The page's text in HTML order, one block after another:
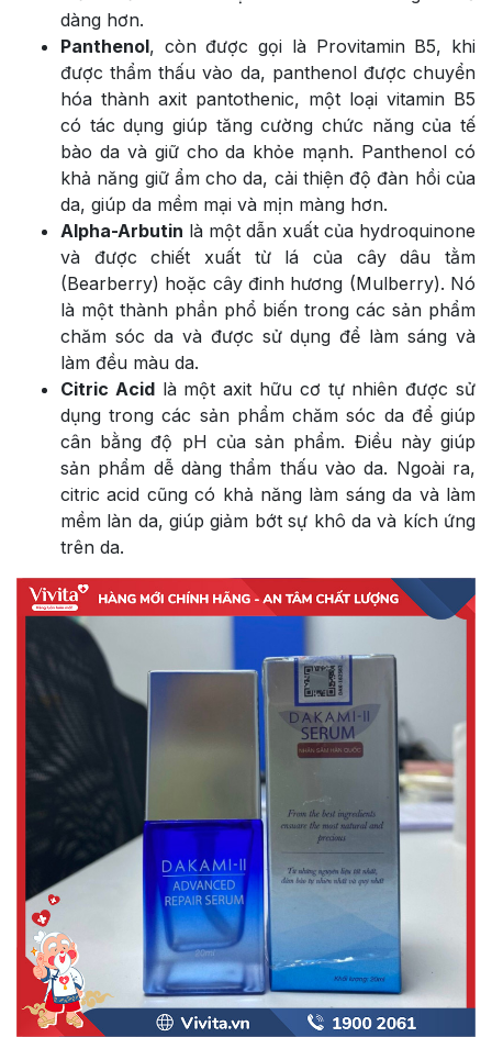
dàng hơn.
Panthenol, còn được gọi là Provitamin B5, khi
được thẩm thấu vào da, panthenol được chuyển
hóa thành axit pantothenic, một loại vitamin B5
có tác dụng giúp tăng cường chức năng của tế
bào da và giữ cho da khỏe mạnh. Panthenol có
khả năng giữ ẩm cho da, cải thiện độ đàn hồi của
da, giúp da mềm mại và mịn màng hơn.
Alpha-Arbutin là một dẫn xuất của hydroquinone
và được chiết xuất từ lá của cây dâu tằm
(Bearberry) hoặc cây đinh hương (Mulberry). Nó
là một thành phần phổ biến trong các sản phẩm
chăm sóc da và được sử dụng để làm sáng và
làm đều màu da.
Citric Acidlà một axit hữu cơ tự nhiên được sử
dụng trong các sản phẩm chăm sóc da để giúp
cân bằng độ pH của sản phẩm. Điều này giúp
sản phẩm dễ dàng thẩm thấu vào da. Ngoài ra,
citric acid cũng có khả năng làm sáng da và làm
mềm làn da, giúp giảm bớt sự khô da và kích ứng
trên da.